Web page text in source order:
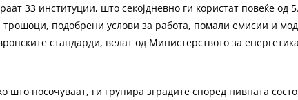
33 институции, што секојдневно ги користат повеќе од
трошоци, подобрени услови за работа, помали емисии и
стандарди, велат од Министерството за
што посочуваат, ги групира зградите според нивната